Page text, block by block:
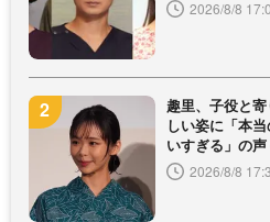
2026/8/8
趣里、子役と
しい姿に「本
いすぎる」の
2026/8/8